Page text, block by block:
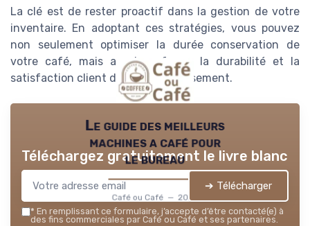
La clé est de rester proactif dans la gestion de votre
inventaire. En adoptant ces stratégies, vous pouvez
non seulement optimiser la durée conservation de
votre café, mais aussi renforcer la durabilité et la
satisfaction client de votre établissement.
Le guide des meilleurs
machines a café pour
le bureau
Café ou Café — 2026
Téléchargez gratuitement le livre blanc
➔ Télécharger
* En remplissant ce formulaire, j’accepte d’être contacté(e) à
des fins commerciales par Café ou Café et ses partenaires.